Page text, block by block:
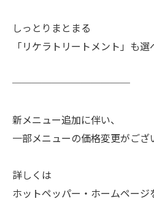
しっとりまとまる
「リケラトリートメント」も
────────────
新メニュー追加に伴い、
一部メニューの価格変更がござ
詳しくは
ホットペッパー・ホームペー